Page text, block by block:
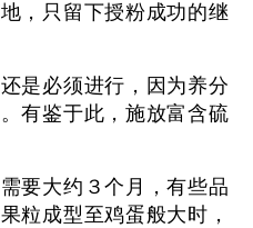
，只留下授粉成功的继
是必须进行，因为养分
有鉴于此，施放富含硫
要大约３个月，有些品
粒成型至鸡蛋般大时，